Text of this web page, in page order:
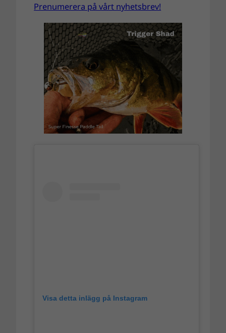
Prenumerera på vårt nyhetsbrev!
Visa detta inlägg på Instagram